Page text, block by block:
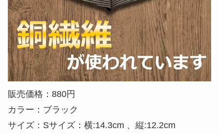
販売価格：880円
カラー：ブラック
サイズ：Sサイズ：横:14.3cm 、縦:12.2cm